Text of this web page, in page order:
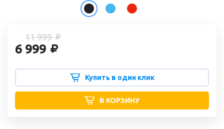
11 999
6 999
Купить в один клик
В КОРЗИНУ